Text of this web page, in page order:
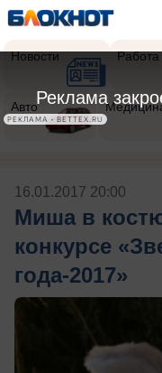
Новости Работа
Авто
16.01.2017 20:00
Миша в
конкурсе
года-2017»
Реклама
РЕКЛАМА • BETTEX.RU